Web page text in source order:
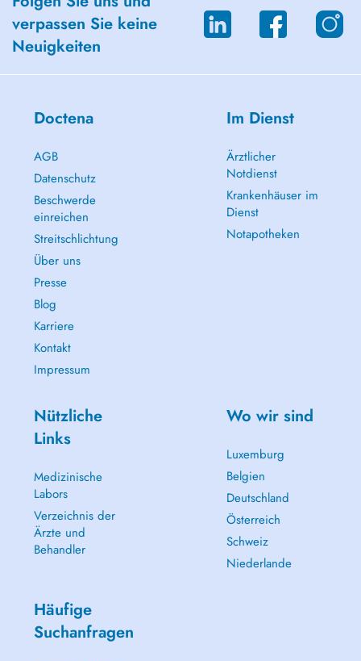
Séparation, perte et deuil
Difficultés de régulation des émotions
verpassen Sie keine
Neuigkeiten
Doctena
AGB
Datenschutz
Beschwerde
einreichen
Streitschlichtung
Über uns
Presse
Blog
Karriere
Kontakt
Impressum
Im Dienst
Ärztlicher
Notdienst
Krankenhäuser im
Dienst
Notapotheken
Nützliche
Links
Medizinische
Labors
Verzeichnis der
Ärzte und
Behandler
Wo wir sind
Luxemburg
Belgien
Deutschland
Österreich
Schweiz
Niederlande
Häufige
Suchanfragen